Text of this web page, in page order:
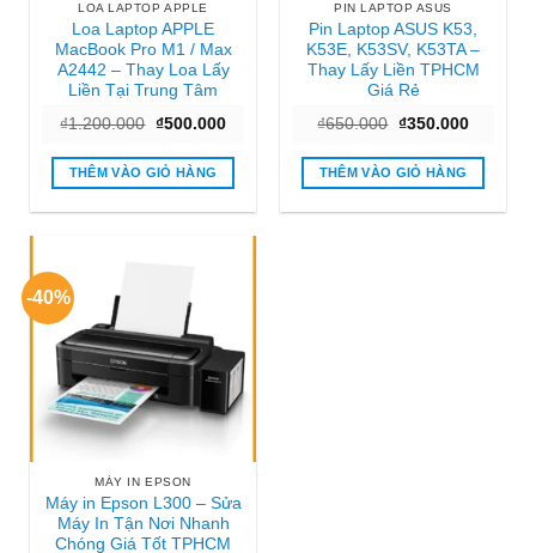
LOA LAPTOP APPLE
Loa Laptop APPLE
MacBook Pro M1 / Max
A2442 – Thay Loa Lấy
Liền Tại Trung Tâm
₫1.200.000 Giá
là:
₫1.200.000.
₫500.000Giá
tại
₫500.000.
THÊM VÀO GIỎ HÀNG
PIN LAPTOP ASUS
Pin Laptop ASUS K53,
K53E, K53SV, K53TA –
Thay Lấy Liền TPHCM
Giá Rẻ
₫650.000 Giá
là:
₫650.000.
₫350.000Giá
tại
THÊM VÀO GIỎ HÀNG
-40%
MÁY IN EPSON
Máy in Epson L300 – Sửa
Máy In Tận Nơi Nhanh
Chóng Giá Tốt TPHCM